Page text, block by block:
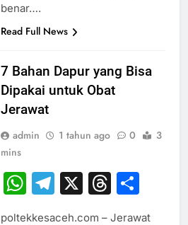
benar….
Read Full News
7 Bahan Dapur yang Bisa
Dipakai untuk Obat
Jerawat
admin 1 tahun ago 0
3
mins
WhatsApp
Telegram
X
poltekkesaceh.com – Jerawat